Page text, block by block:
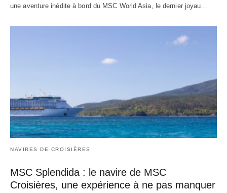
une aventure inédite à bord du MSC World Asia, le dernier joyau…
NAVIRES DE CROISIÈRES
MSC Splendida : le navire de MSC
Croisières, une expérience à ne pas manquer